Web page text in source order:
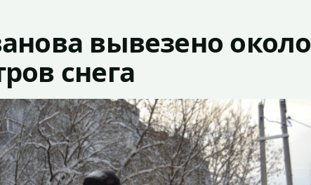
вывезено около
снега